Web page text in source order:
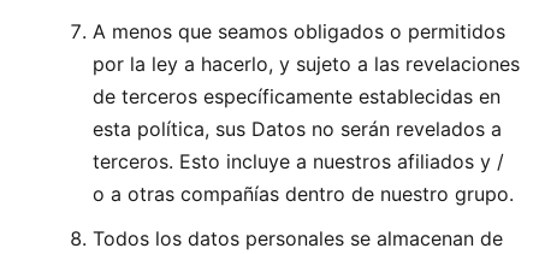
A menos que seamos obligados o permitidos
por la ley a hacerlo, y sujeto a las revelaciones
de terceros específicamente establecidas en
esta política, sus Datos no serán revelados a
terceros. Esto incluye a nuestros afiliados y /
o a otras compañías dentro de nuestro grupo.
Todos los datos personales se almacenan de